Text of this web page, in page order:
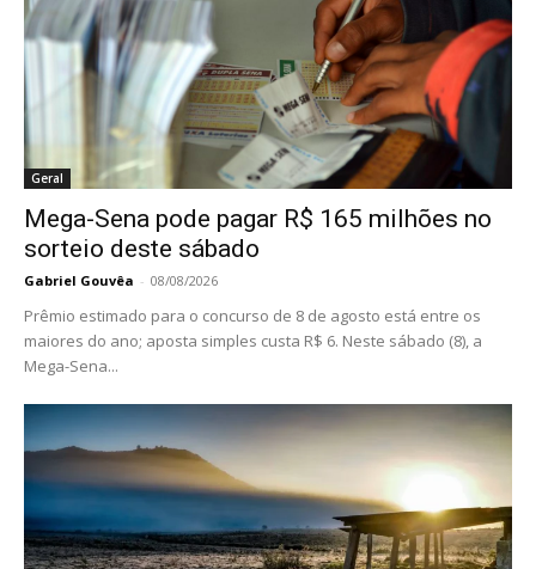
Geral
Mega-Sena pode pagar R$ 165 milhões no
sorteio deste sábado
Gabriel Gouvêa - 08/08/2026
Prêmio estimado para o concurso de 8 de agosto está entre os
maiores do ano; aposta simples custa R$ 6. Neste sábado (8), a
Mega-Sena...